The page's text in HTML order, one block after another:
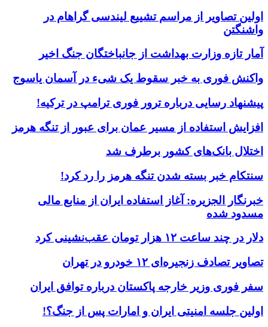
اولین تصاویر از مراسم تشییع لیندسی گراهام در
واشنگتن
آمار تازه وزارت بهداشت از جانباختگان جنگ اخیر
واکنش فوری به خبر سقوط یک شیء در آسمان یاسوج
پیشنهاد رسایی درباره ترور فوری ترامپ در ترکیه!
افزایش استفاده از مسیر عمان برای عبور از تنگه هرمز
اختلال بانک‌های کشور برطرف شد
سنتکام خبر بسته شدن تنگه هرمز را رد کرد!
خبرنگار الجزیره: آغاز استفاده ایران از منابع مالی
مسدود شده
دلار در چند ساعت ۱۲ هزار تومان عقب‌نشینی کرد
تصاویر تصادف زنجیره‌ای ۱۲ خودرو در تهران
سفر فوری وزیر خارجه پاکستان درباره توافق ایران
اولین جلسه امنیتی ایران و امارات پس از جنگ؟!